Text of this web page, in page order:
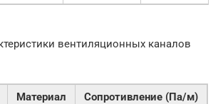
вентиляционных каналов
Материал
Сопротивление (Па/м)